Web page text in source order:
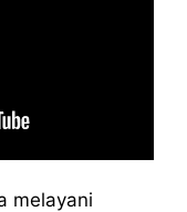
melayani